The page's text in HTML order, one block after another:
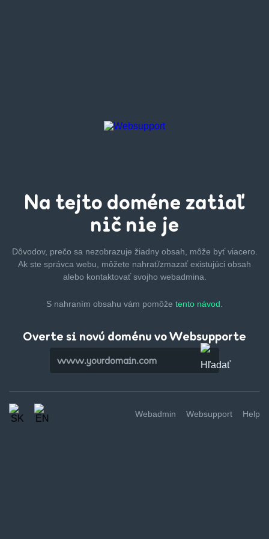
Na tejto doméne zatiaľ
nič nie je
Dôvodov, prečo sa nezobrazuje žiadny obsah, môže byťviacero.
Ak ste správca webu, môžete nahrať/zmazaťexistujúci obsah
alebo kontaktovať svojho webadmina.
S nahraním obsahu vám pomôže tento návod.
Overte si novú doménu vo Websupporte
Webadmin Websupport Help